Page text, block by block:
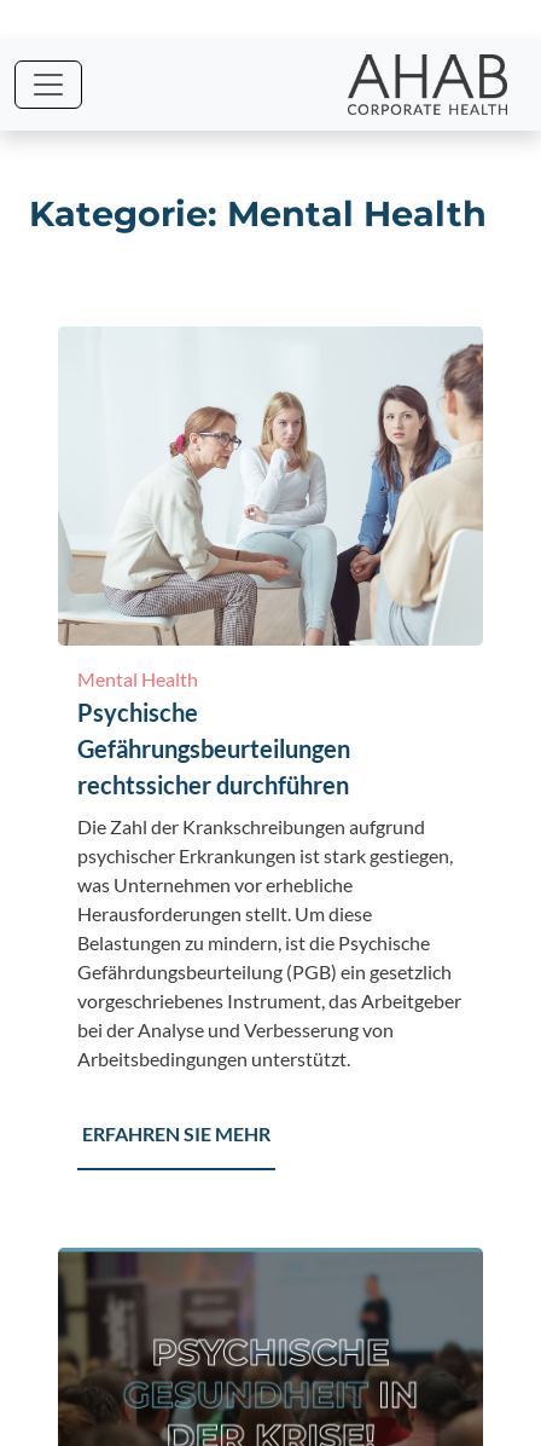
the
content
Kategorie: Mental Health
Mental Health
Psychische
Gefährungsbeurteilungen
rechtssicher durchführen
Die Zahl der Krankschreibungen aufgrund
psychischer Erkrankungen ist stark gestiegen,
was Unternehmen vor erhebliche
Herausforderungen stellt. Um diese
Belastungen zu mindern, ist die Psychische
Gefährdungsbeurteilung (PGB) ein gesetzlich
vorgeschriebenes Instrument, das Arbeitgeber
bei der Analyse und Verbesserung von
Arbeitsbedingungen unterstützt.
ERFAHREN SIE MEHR